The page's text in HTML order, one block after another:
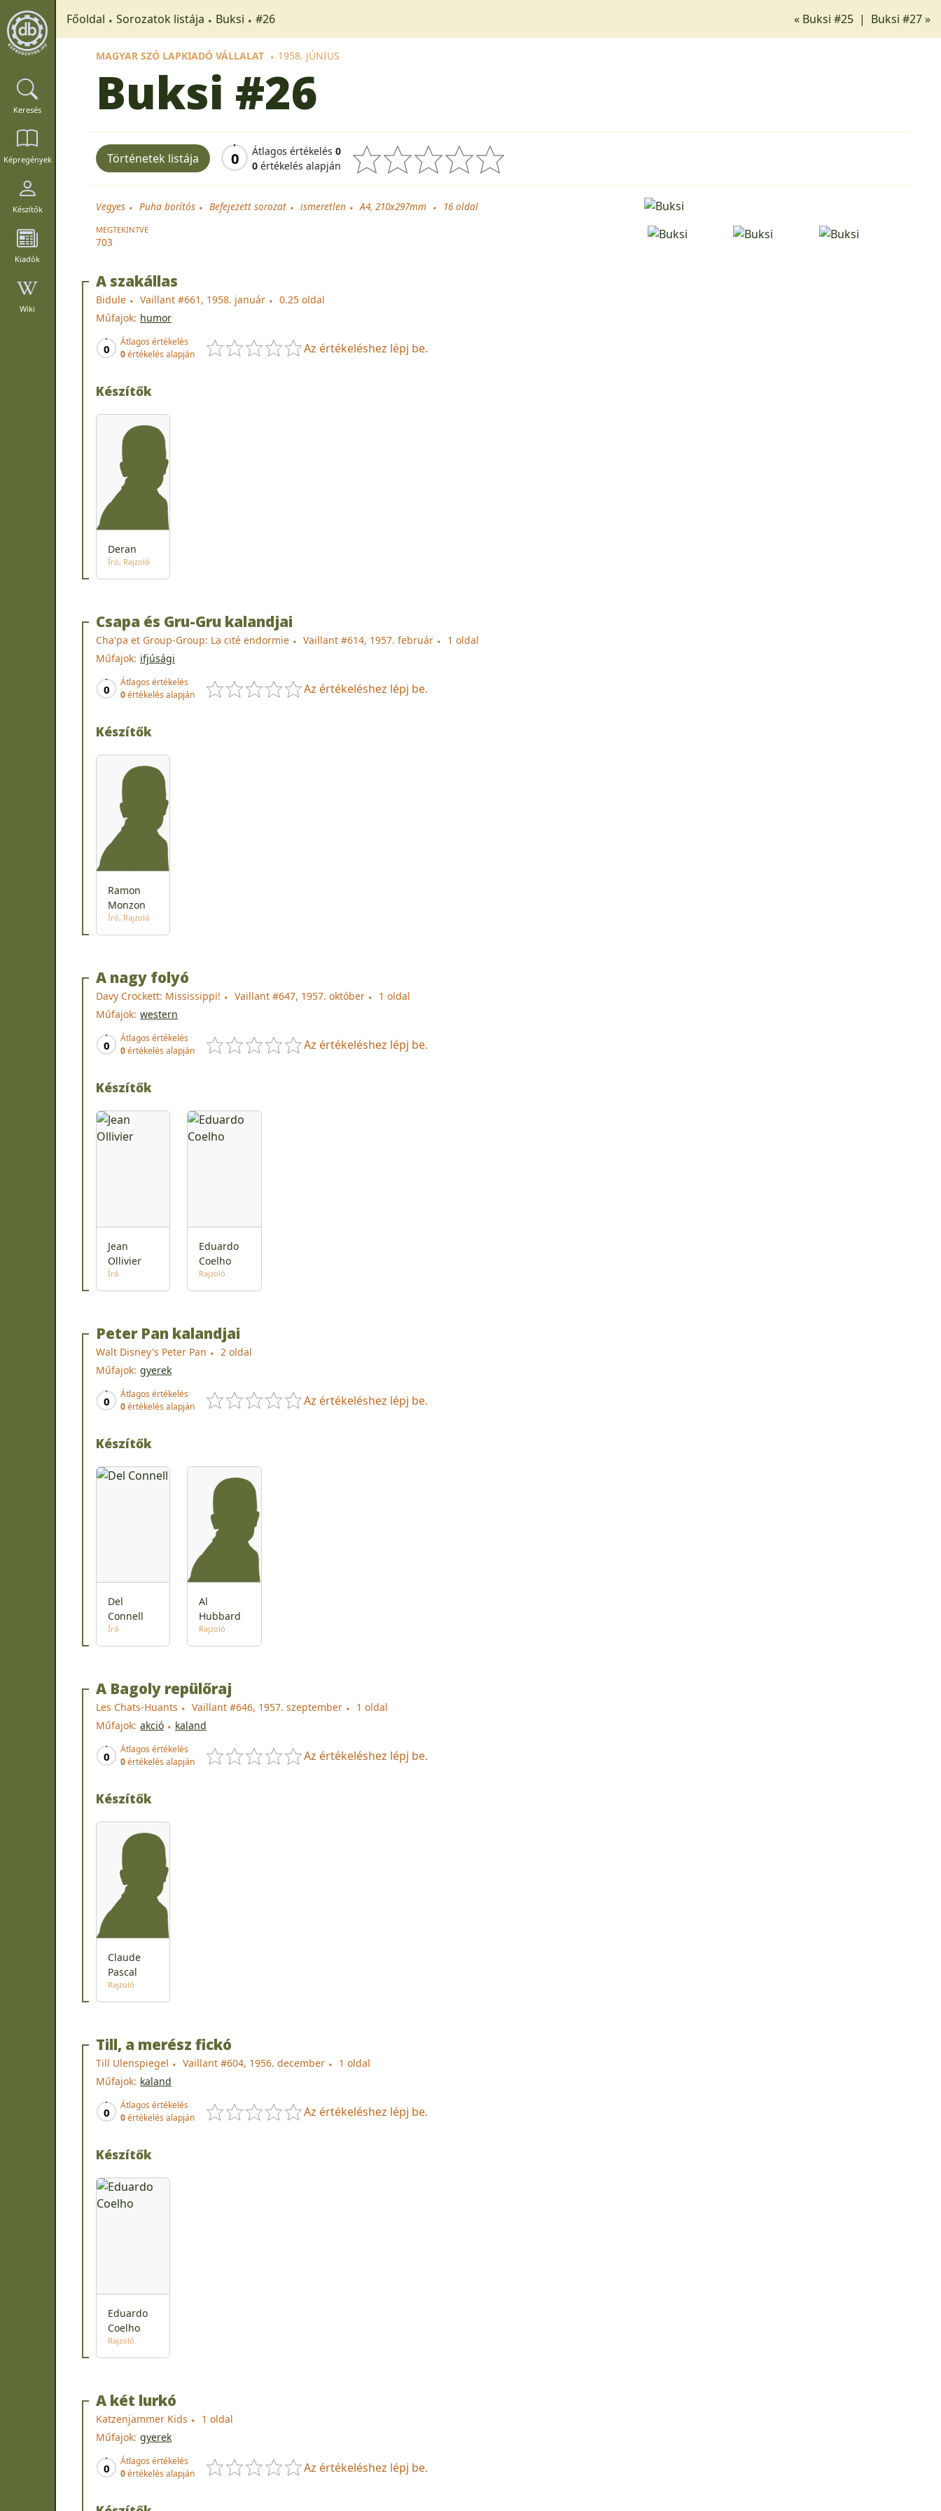
Keresés
Képregények
Készítők
Kiadók
Wiki
Főoldal Sorozatok listája Buksi #26 « Buksi #25 | Buksi #27 »
MAGYAR SZÓ LAPKIADÓ VÁLLALAT 1958. JÚNIUS
Buksi #26
Történetek listája 0 Átlagos értékelés 0
0 értékelés alapján
Vegyes Puha borítós Befejezett sorozat ismeretlen A4, 210x297mm 16oldal
MEGTEKINTVE
703
A szakállas
Bidule Vaillant #661, 1958. január
0.25 oldal
Műfajok: humor
0
Átlagos értékelés
0értékelés alapján Az értékeléshez lépj be.
Készítők
Deran
Író Rajzoló
Csapa és Gru-Gru kalandjai
Cha'pa et Group-Group: La cité endormie Vaillant #614, 1957. február
1 oldal
Műfajok: ifjúsági
0
Átlagos értékelés
0értékelés alapján Az értékeléshez lépj be.
Készítők
Ramon
Monzon
Író Rajzoló
A nagy folyó
Davy Crockett: Mississippi! Vaillant #647, 1957. október
1 oldal
Műfajok: western
0
Átlagos értékelés
0értékelés alapján Az értékeléshez lépj be.
Készítők
Jean
Ollivier
Író
Eduardo
Coelho
Rajzoló
Peter Pan kalandjai
Walt Disney's Peter Pan
2 oldal
Műfajok: gyerek
0
Átlagos értékelés
0értékelés alapján Az értékeléshez lépj be.
Készítők
Del
Connell
Író
Al
Hubbard
Rajzoló
A Bagoly repülőraj
Les Chats-Huants Vaillant #646, 1957. szeptember
1 oldal
Műfajok: akció kaland
0
Átlagos értékelés
0értékelés alapján Az értékeléshez lépj be.
Készítők
Claude
Pascal
Rajzoló
Till, a merész fickó
Till Ulenspiegel Vaillant #604, 1956. december
1 oldal
Műfajok: kaland
0
Átlagos értékelés
0értékelés alapján Az értékeléshez lépj be.
Készítők
Eduardo
Coelho
Rajzoló
A két lurkó
Katzenjammer Kids
1 oldal
Műfajok: gyerek
0
Átlagos értékelés
0értékelés alapján Az értékeléshez lépj be.